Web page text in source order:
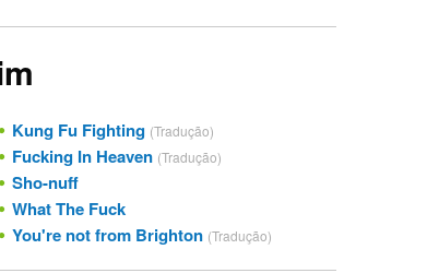
Kung Fu Fighting (Tradução)
Fucking In Heaven (Tradução)
Sho-nuff
What The Fuck
You're not from Brighton (Tradução)